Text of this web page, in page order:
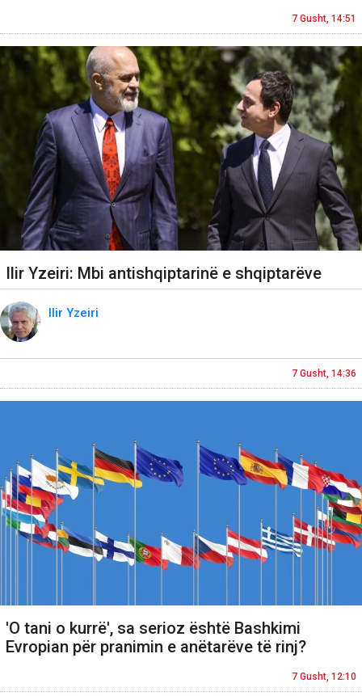
7 Gusht, 14:51
Ilir Yzeiri: Mbi antishqiptarinë e shqiptarëve
Ilir Yzeiri
7 Gusht, 14:36
'O tani o kurrë', sa serioz është Bashkimi
Evropian për pranimin e anëtarëve të rinj?
7 Gusht, 12:10